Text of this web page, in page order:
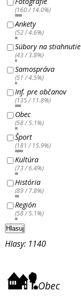
(160 / 14.0%)
Ankety
(52 / 4.6%)
Súbory na stiahnutie
(43 / 3.8%)
Samospráva
(51 / 4.5%)
Inf. pre občanov
(135 / 11.8%)
Obec
(58 / 5.1%)
Šport
(181 / 15.9%)
Kultúra
(73 / 6.4%)
História
(89 / 7.8%)
Región
(58 / 5.1%)
Hlasuj
Hlasy: 1140
Obec